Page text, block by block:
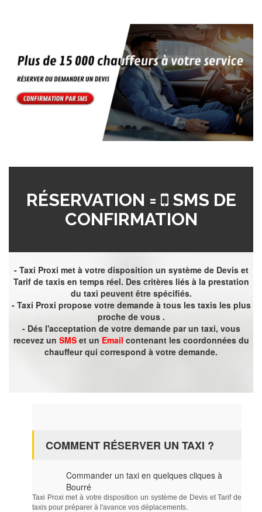
RÉSERVATION =
SMS DE
CONFIRMATION
- Taxi Proxi met à votre disposition un système de Devis et
Tarif de taxis en temps réel. Des critères liés à la prestation
du taxi peuvent être spécifiés.
- Taxi Proxi propose votre demande à tous les taxis les plus
proche de vous .
- Dés l'acceptation de votre demande par un taxi, vous
recevez un SMSet un Email contenant les coordonnées du
chauffeur qui correspond à votre demande.
COMMENT RÉSERVER UN TAXI ?
Commander un taxi en quelques cliques à
Bourré
Taxi Proxi met à votre disposition un système de Devis et Tarif de
taxis pour préparer à l'avance vos déplacements.